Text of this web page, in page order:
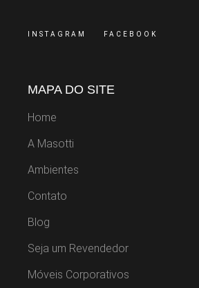
INSTAGRAM FACEBOOK
MAPA DO SITE
Home
A Masotti
Ambientes
Contato
Blog
Seja um Revendedor
Móveis Corporativos